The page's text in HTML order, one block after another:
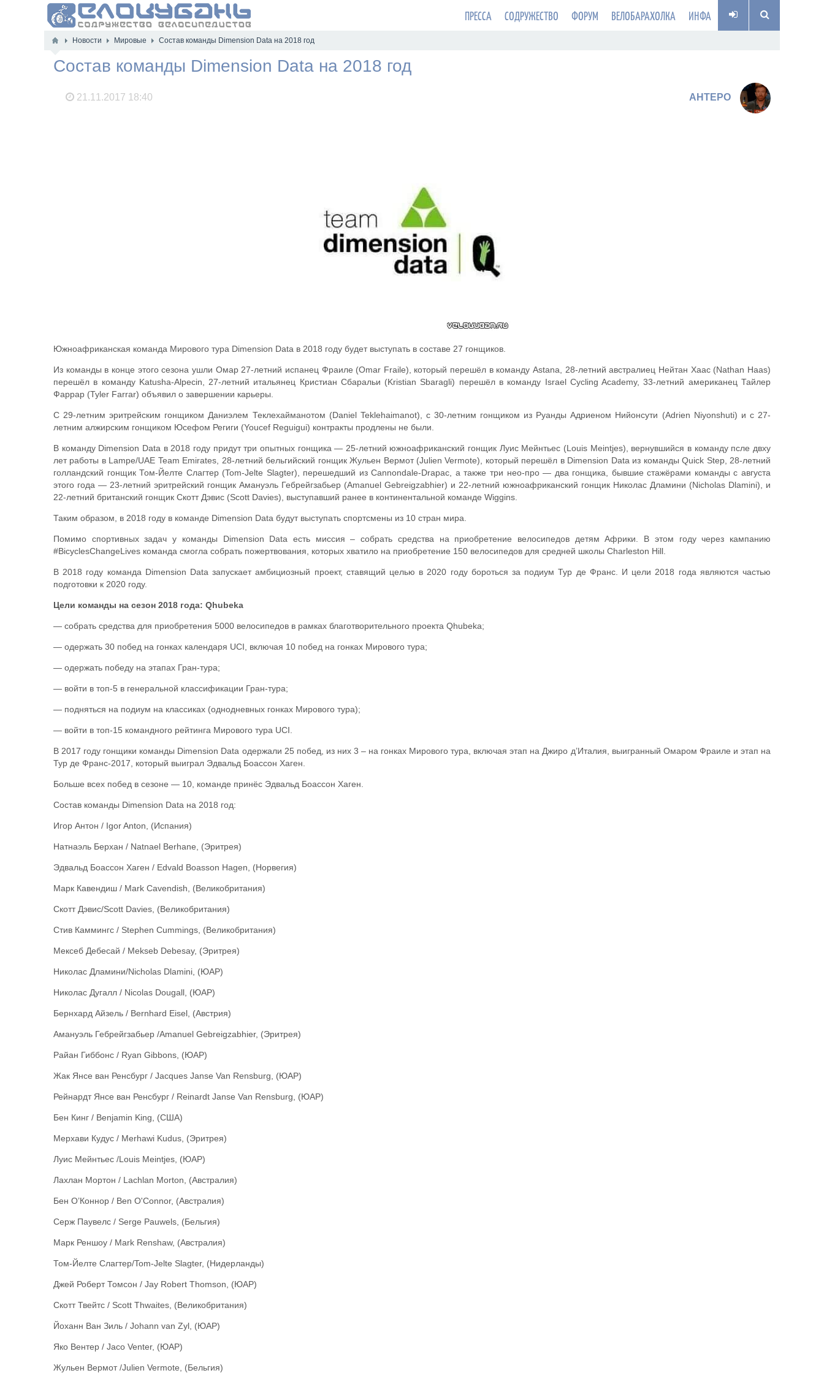
ПРЕССА СОДРУЖЕСТВО ФОРУМ ВЕЛОБАРАХОЛКА ИНФА
Новости Мировые Состав команды Dimension Data на 2018 год
Состав команды Dimension Data на 2018 год
21.11.2017 18:40 AHTEPO
Южноафриканская команда Мирового тура Dimension Data в 2018 году будет выступать в составе 27 гонщиков.
Из команды в конце этого сезона ушли Омар 27-летний испанец Фраиле (Omar Fraile), который перешёл в команду Astana, 28-летний австралиец Нейтан Хаас (Nathan Haas)
перешёл в команду Katusha-Alpecin, 27-летний итальянец Кристиан Сбаральи (Kristian Sbaragli) перешёл в команду Israel Cycling Academy, 33-летний американец Тайлер
Фаррар (Tyler Farrar) объявил о завершении карьеры.
С 29-летним эритрейским гонщиком Даниэлем Теклехайманотом (Daniel Teklehaimanot), с 30-летним гонщиком из Руанды Адриеном Нийонсути (Adrien Niyonshuti) и с 27-
летним алжирским гонщиком Юсефом Региги (Youcef Reguigui) контракты продлены не были.
В команду Dimension Data в 2018 году придут три опытных гонщика — 25-летний южноафриканский гонщик Луис Мейнтьес (Louis Meintjes), вернувшийся в команду псле двху
лет работы в Lampe/UAE Team Emirates, 28-летний бельгийский гонщик Жульен Вермот (Julien Vermote), который перешёл в Dimension Data из команды Quick Step, 28-летний
голландский гонщик Том-Йелте Слагтер (Tom-Jelte Slagter), перешедший из Cannondale-Drapac, а также три нео-про — два гонщика, бывшие стажёрами команды с августа
этого года — 23-летний эритрейский гонщик Амануэль Гебрейгзабьер (Amanuel Gebreigzabhier) и 22-летний южноафриканский гонщик Николас Дламини (Nicholas Dlamini), и
22-летний британский гонщик Скотт Дэвис (Scott Davies), выступавший ранее в континентальной команде Wiggins.
Таким образом, в 2018 году в команде Dimension Data будут выступать спортсмены из 10 стран мира.
Помимо спортивных задач у команды Dimension Data есть миссия – собрать средства на приобретение велосипедов детям Африки. В этом году через кампанию
#BicyclesChangeLives команда смогла собрать пожертвования, которых хватило на приобретение 150 велосипедов для средней школы Charleston Hill.
В 2018 году команда Dimension Data запускает амбициозный проект, ставящий целью в 2020 году бороться за подиум Тур де Франс. И цели 2018 года являются частью
подготовки к 2020 году.
Цели команды на сезон 2018 года: Qhubeka
— собрать средства для приобретения 5000 велосипедов в рамках благотворительного проекта Qhubeka;
— одержать 30 побед на гонках календаря UCI, включая 10 побед на гонках Мирового тура;
— одержать победу на этапах Гран-тура;
— войти в топ-5 в генеральной классификации Гран-тура;
— подняться на подиум на классиках (однодневных гонках Мирового тура);
— войти в топ-15 командного рейтинга Мирового тура UCI.
В 2017 году гонщики команды Dimension Data одержали 25 побед, из них 3 – на гонках Мирового тура, включая этап на Джиро д’Италия, выигранный Омаром Фраиле и этап на
Тур де Франс-2017, который выиграл Эдвальд Боассон Хаген.
Больше всех побед в сезоне — 10, команде принёс Эдвальд Боассон Хаген.
Состав команды Dimension Data на 2018 год:
Игор Антон / Igor Anton, (Испания)
Натнаэль Берхан / Natnael Berhane, (Эритрея)
Эдвальд Боассон Хаген / Edvald Boasson Hagen, (Норвегия)
Марк Кавендиш / Mark Cavendish, (Великобритания)
Скотт Дэвис/Scott Davies, (Великобритания)
Стив Каммингс / Stephen Cummings, (Великобритания)
Мексеб Дебесай / Mekseb Debesay, (Эритрея)
Николас Дламини/Nicholas Dlamini, (ЮАР)
Николас Дугалл / Nicolas Dougall, (ЮАР)
Бернхард Айзель / Bernhard Eisel, (Австрия)
Амануэль Гебрейгзабьер /Amanuel Gebreigzabhier, (Эритрея)
Райан Гиббонс / Ryan Gibbons, (ЮАР)
Жак Янсе ван Ренсбург / Jacques Janse Van Rensburg, (ЮАР)
Рейнардт Янсе ван Ренсбург / Reinardt Janse Van Rensburg, (ЮАР)
Бен Кинг / Benjamin King, (США)
Мерхави Кудус / Merhawi Kudus, (Эритрея)
Луис Мейнтьес /Louis Meintjes, (ЮАР)
Лахлан Мортон / Lachlan Morton, (Австралия)
Бен О’Коннор / Ben O'Connor, (Австралия)
Серж Паувелс / Serge Pauwels, (Бельгия)
Марк Реншоу / Mark Renshaw, (Австралия)
Том-Йелте Слагтер/Tom-Jelte Slagter, (Нидерланды)
Джей Роберт Томсон / Jay Robert Thomson, (ЮАР)
Скотт Твейтс / Scott Thwaites, (Великобритания)
Йоханн Ван Зиль / Johann van Zyl, (ЮАР)
Яко Вентер / Jaco Venter, (ЮАР)
Жульен Вермот /Julien Vermote, (Бельгия)